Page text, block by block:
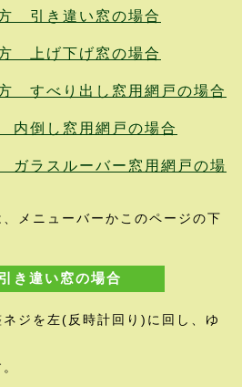
引き違い窓の場合
上げ下げ窓の場合
すべり出し窓用網戸の場合
内倒し窓用網戸の場合
ガラスルーバー窓用網戸の場
メニューバーかこのページの下
き違い窓の場合
ジを左(反時計回り)に回し、ゆ